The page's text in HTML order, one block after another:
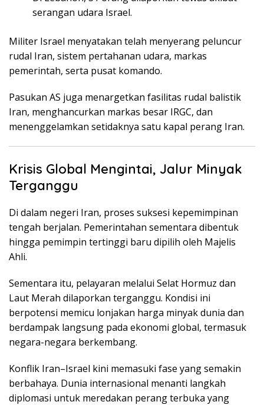
serangan udara Israel.
Militer Israel menyatakan telah menyerang peluncur
rudal Iran, sistem pertahanan udara, markas
pemerintah, serta pusat komando.
Pasukan AS juga menargetkan fasilitas rudal balistik
Iran, menghancurkan markas besar IRGC, dan
menenggelamkan setidaknya satu kapal perang Iran.
Krisis Global Mengintai, Jalur Minyak
Terganggu
Di dalam negeri Iran, proses suksesi kepemimpinan
tengah berjalan. Pemerintahan sementara dibentuk
hingga pemimpin tertinggi baru dipilih oleh Majelis
Ahli.
Sementara itu, pelayaran melalui Selat Hormuz dan
Laut Merah dilaporkan terganggu. Kondisi ini
berpotensi memicu lonjakan harga minyak dunia dan
berdampak langsung pada ekonomi global, termasuk
negara-negara berkembang.
Konflik Iran–Israel kini memasuki fase yang semakin
berbahaya. Dunia internasional menanti langkah
diplomasi untuk meredakan perang terbuka yang